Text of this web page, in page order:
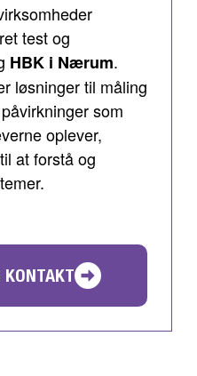
test og
HBK i Nærum.
løsninger til måling
som
oplever,
at forstå og
KONTAKT